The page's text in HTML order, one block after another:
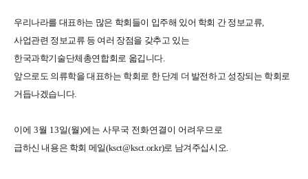
우리나라를 대표하는 많은 학회들이 입주해 있어 학회 간 정보교류,
사업관련 정보교류 등 여러 장점을 갖추고 있는
한국과학기술단체총연합회로 옯깁니다.
앞으로도 의류학을 대표하는 학회로 한 단계 더 발전하고 성장되는 학회로
거듭나겠습니다.
이에 3월 13일(월)에는 사무국 전화연결이 어려우므로
급하신 내용은 학회 메일(ksct@ksct.or.kr)로 남겨주십시오.